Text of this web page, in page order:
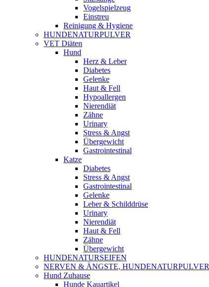
Vogelspielzeug
Einstreu
Reinigung & Hygiene
HUNDENATURPULVER
VET Diäten
Hund
Herz & Leber
Diabetes
Gelenke
Haut & Fell
Hypoallergen
Nierendiät
Zähne
Urinary
Stress & Angst
Übergewicht
Gastrointestinal
Katze
Diabetes
Stress & Angst
Gastrointestinal
Gelenke
Leber & Schilddrüse
Urinary
Nierendiät
Haut & Fell
Zähne
Übergewicht
HUNDENATURSEIFEN
NERVEN & ÄNGSTE, HUNDENATURPULVER
Hund Zuhause
Hunde Kauartikel